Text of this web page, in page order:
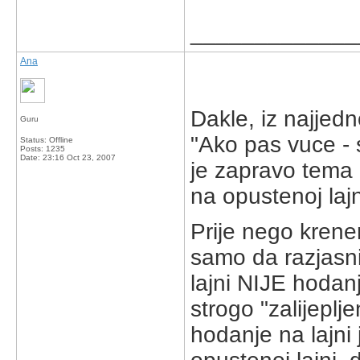
Ana
Guru
Status: Offline
Posts: 1235
Date: 23:16 Oct 23, 2007
Dakle, iz
"Ako pas vuce -
je zapravo
na opustenoj
Prije nego
samo da
lajni NIJE
strogo
hodanje na